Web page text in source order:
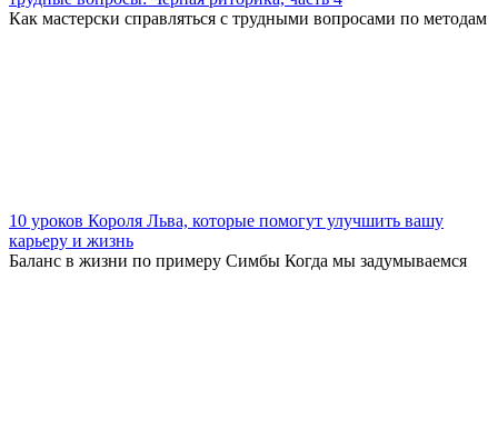
Как мастерски справляться с трудными вопросами по методам
10 уроков Короля Льва, которые помогут улучшить вашу
карьеру и жизнь
Баланс в жизни по примеру Симбы Когда мы задумываемся